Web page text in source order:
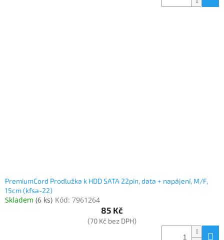
PremiumCord Prodlužka k HDD SATA 22pin, data + napájení, M/F,
15cm (kfsa-22)
Skladem (6 ks) Kód: 7961264
85 Kč
(70 Kč bez DPH)